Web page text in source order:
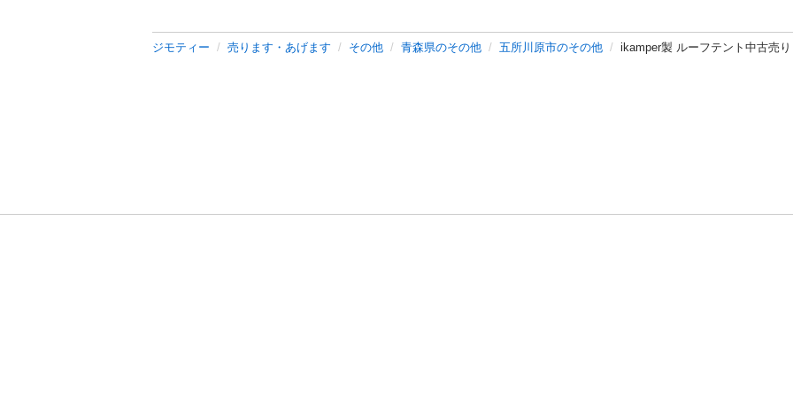
ジモティー 売ります・あげます その他 青森県のその他 五所川原市のその他 ikamper製 ルーフテント中古売り